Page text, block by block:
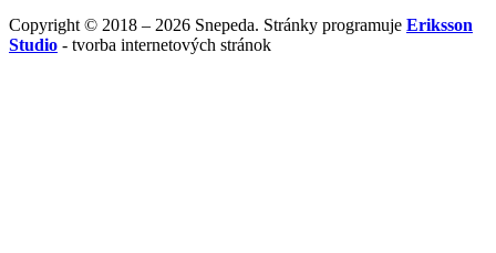
Copyright © 2018 – 2026 Snepeda. Stránky programuje Eriksson
Studio - tvorba internetových stránok